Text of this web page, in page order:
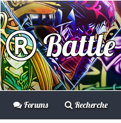
Battle
Forums Recherche